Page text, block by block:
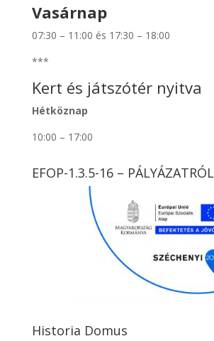
Vasárnap
07:30 – 11:00 és 17:30 – 18:00
***
Kert és játszótér nyitva
Hétköznap
10:00 – 17:00
EFOP-1.3.5-16 – PÁLYÁZATRÓL
Historia Domus